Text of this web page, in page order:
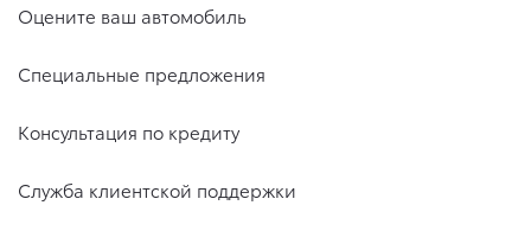
Оцените ваш автомобиль
Специальные предложения
Консультация по кредиту
Служба клиентской поддержки